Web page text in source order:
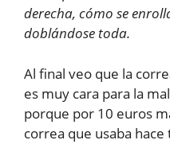
derecha, cómo se
doblándose toda.
Al final veo que la
es muy cara para la
porque por 10 euros
correa que usaba